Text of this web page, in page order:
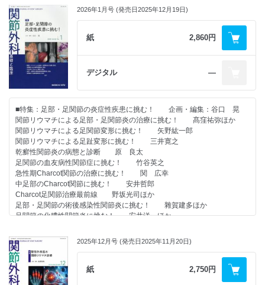
防へとつなげるテーマを取り上げています。また治療への応用では，近
年，めざましい普及をとげている物理療法と再生医療についてのトピック
スを提供しています。
いずれの項目においても，編者の一方的な（少し偏った？）要求にもか
かわらず貴重な情報をご提供いただき，改めて執筆者の先生方に心より感
謝申し上げます。本特集号が，皆様の今後のスポーツ医学研究における新
たな展開の一助となることを願っています。
早稲田大学スポーツ科学学術院
股関節鏡によるサルベージ手術 小林直実ほか
股関節鏡視下手術－股関節唇と関節包のマネジメント：股関節鏡手術標準
化を目指して 齊藤昌愛ほか
Cam変形の鏡視下切除による股関節温存 眞舘敦史ほか
●原著論文
CASを使用しないrestricted KA-TKAの治療成績 榊原 醸
●連載
「肩甲骨関節窩骨折に使われる骨折分類」 倉田慎平
・人工膝関節 ～大切なのに誰も教えてくれない基本～（第15回）
「EBMを超えて考えるTKA機種選択②：Cruciate retention（CR）
型」 格谷義徳
・おもしろ 医人 ヒストリー（第43回）
「ままならない世界で有名になった医師：コナン・ドイル」 小橋由紋
子
2026年1月号 (発売日2025年12月19日)
紙 2,860円
デジタル ―
■特集：足部・足関節の炎症性疾患に挑む！ 企画・編集：谷口 晃
関節リウマチによる足部・足関節炎の治療に挑む！ 髙窪祐弥ほか
関節リウマチによる足関節変形に挑む！ 矢野紘一郎
関節リウマチによる足趾変形に挑む！ 三井寛之
乾癬性関節炎の病態と診断 原 良太
足関節の血友病性関節症に挑む！ 竹谷英之
急性期Charcot関節の治療に挑む！ 関 広幸
中足部のCharcot関節に挑む！ 安井哲郎
Charcot足関節治療最前線 野坂光司ほか
足部・足関節の術後感染性関節炎に挑む！ 雜賀建多ほか
足関節の化膿性関節炎に挑む！ 安井洋一ほか
●連載
・すっきりわかる 骨折の分類使い方講座（肩～肘関節編 第7回）
「Monteggia骨折に使われる骨折分類」 草野 望
2025年12月号 (発売日2025年11月20日)
紙 2,750円